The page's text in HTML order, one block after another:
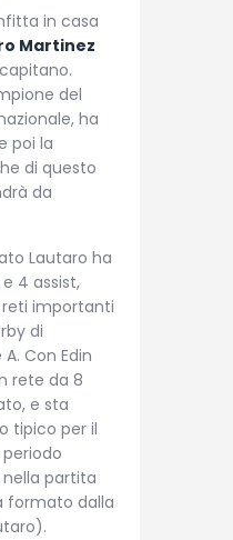
in casa
Martinez
del
ha
poi la
di questo
da
Lautaro ha
4 assist,
importanti
di
Con Edin
rete da 8
e sta
tipico per il
nella partita
formato dalla